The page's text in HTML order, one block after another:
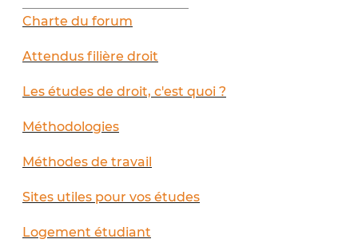
Charte du forum
Attendus filière droit
Les études de droit, c'est quoi ?
Méthodologies
Méthodes de travail
Sites utiles pour vos études
Logement étudiant